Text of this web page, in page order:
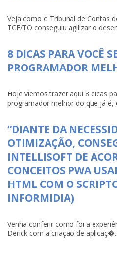
Veja como o Tribunal de Contas
TCE/TO conseguiu agilizar o
8 DICAS PARA VOCÊ
PROGRAMADOR
Hoje viemos trazer aqui 8 dicas
programador melhor do que já é,
“DIANTE DA
OTIMIZAÇÃO,
INTELLISOFT DE
CONCEITOS PWA
HTML COM O
INFORMIDIA)
Venha conferir como foi a
Derick com a criação de